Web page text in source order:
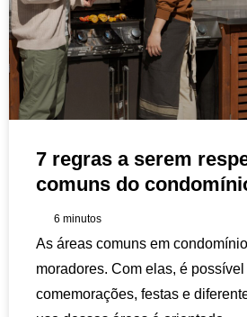
7 regras a serem
comuns do
6 minutos
As áreas comuns em
moradores. Com elas, é
comemorações, festas e